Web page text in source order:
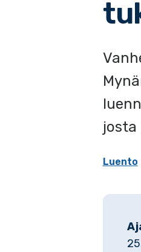
josta
Luento